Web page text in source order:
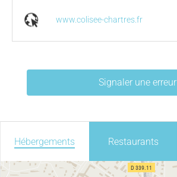
www.colisee-chartres.fr
Signaler une erreur
Hébergements Restaurants